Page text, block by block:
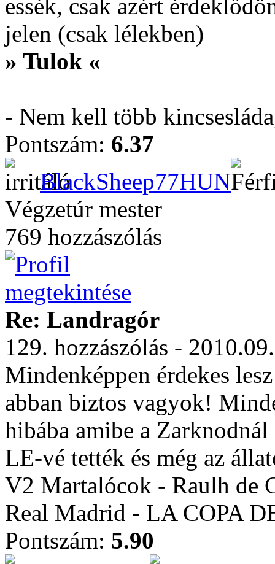
essék, csak azért
jelen (csak lélekben)
» Tulok «
- Nem kell több
Pontszám: 6.37
BlackSheep77HUN
Végzetúr mester
769 hozzászólás
Re: Landragór
129. hozzászólás -
Mindenképpen érdekes
abban biztos vagyok!
hibába amibe a
LE-vé tették és még az
V2 Martalócok - Raulh de
Real Madrid - LA COPA
Pontszám: 5.90